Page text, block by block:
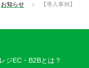
お知らせ
【導入事例】
ジEC・B2Bとは？